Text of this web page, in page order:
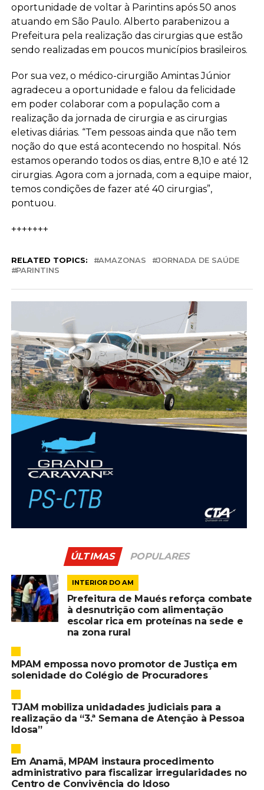
oportunidade de voltar à Parintins após 50 anos
atuando em São Paulo. Alberto parabenizou a
Prefeitura pela realização das cirurgias que estão
sendo realizadas em poucos municípios brasileiros.
Por sua vez, o médico-cirurgião Amintas Júnior
agradeceu a oportunidade e falou da felicidade
em poder colaborar com a população com a
realização da jornada de cirurgia e as cirurgias
eletivas diárias. “Tem pessoas ainda que não tem
noção do que está acontecendo no hospital. Nós
estamos operando todos os dias, entre 8,10 e até 12
cirurgias. Agora com a jornada, com a equipe maior,
temos condições de fazer até 40 cirurgias”,
pontuou.
+++++++
RELATED TOPICS: AMAZONAS
JORNADA DE SAÚDE
PARINTINS
ÚLTIMAS POPULARES
INTERIOR DO AM
Prefeitura de Maués reforça combate
à desnutrição com alimentação
escolar rica em proteínas na sede e
na zona rural
MPAM empossa novo promotor de Justiça em
solenidade do Colégio de Procuradores
TJAM mobiliza unidadades judiciais para a
realização da “3.ª Semana de Atenção à Pessoa
Idosa”
Em Anamã, MPAM instaura procedimento
administrativo para fiscalizar irregularidades no
Centro de Convivência do Idoso